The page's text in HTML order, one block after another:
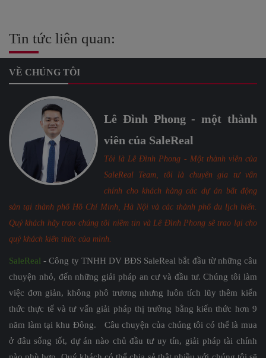
Tin tức liên quan:
VỀ CHÚNG TÔI
Lê Đình Phong - một thành
viên của SaleReal
Tôi là Lê Đình Phong - Một thành viên của
SaleReal Team, tôi là chuyên gia tư vấn
chính cho khách hàng các dự án bất động
sản tại thành phố Hồ Chí Minh, Hà Nội và các thành phố du lịch biển.
Quý khách hãy trao chúng tôi niềm tin và Lê Đình Phong sẽ trao lại cho
quý khách kiến thức của mình.
SaleReal - Công ty TNHH DV BĐS SaleReal bắt đầu từ những câu
chuyện nhỏ, đến những giải pháp an cư và đầu tư. Chúng tôi làm
việc đơn giản, không phô trương nhưng luôn tích lũy thêm kiến
thức thực tế và tư vấn giải pháp thị trường bằng kiến thức hơn 9
năm làm tại khu Đông. Câu chuyện của chúng tôi có thể là mua
ở đâu sống tốt, dự án nào chủ đầu tư uy tín, giải pháp tài chính